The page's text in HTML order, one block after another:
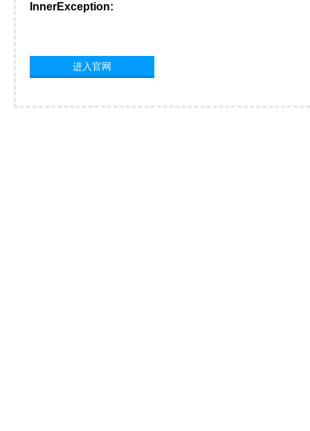
InnerException:
进入官网